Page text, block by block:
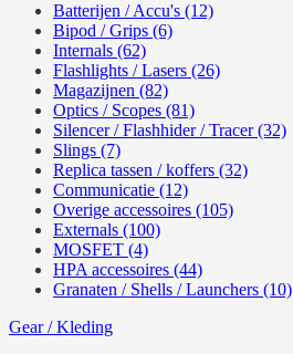
Batterijen / Accu's (12)
Bipod / Grips (6)
Internals (62)
Flashlights / Lasers (26)
Magazijnen (82)
Optics / Scopes (81)
Silencer / Flashhider / Tracer (32)
Slings (7)
Replica tassen / koffers (32)
Communicatie (12)
Overige accessoires (105)
Externals (100)
MOSFET (4)
HPA accessoires (44)
Granaten / Shells / Launchers (10)
Gear / Kleding